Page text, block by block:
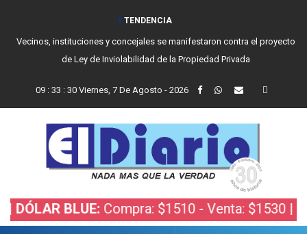
TENDENCIA
Vecinos, instituciones y concejales se manifestaron contra el proyecto
de Ley de Inviolabilidad de la Propiedad Privada
09 : 33 : 31 Viernes, 7 De Agosto - 2026
BLUE:Compra: $1510 - Venta: $1530 |